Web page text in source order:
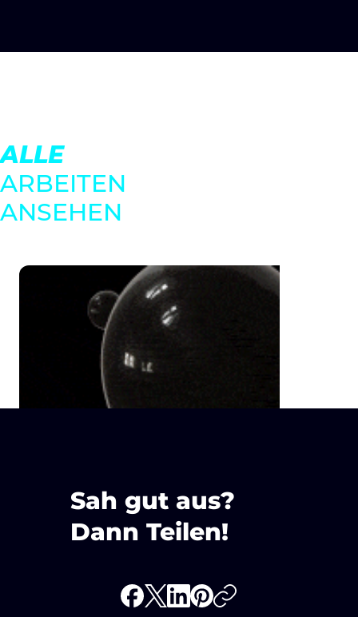
ALLE
ARBEITEN
ANSEHEN
Sah gut aus?
Dann Teilen!